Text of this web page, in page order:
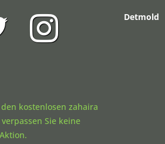
kostenlosen zahaira
Sie keine
Detmold